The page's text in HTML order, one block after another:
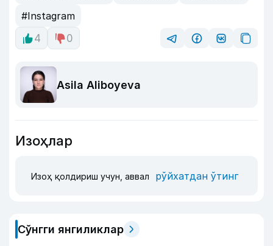
#Instagram
4
0
Asila Aliboyeva
Изоҳлар
Изоҳ қолдириш учун, аввал рўйхатдан ўтинг
Сўнгги янгиликлар